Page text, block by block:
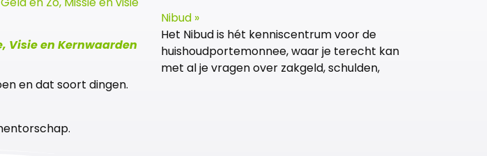
Visie en Kernwaarden
Nibud »
Het Nibud is hét kenniscentrum voor de
huishoudportemonnee, waar je terecht kan
met al je vragen over zakgeld, schulden,
en dat soort dingen.